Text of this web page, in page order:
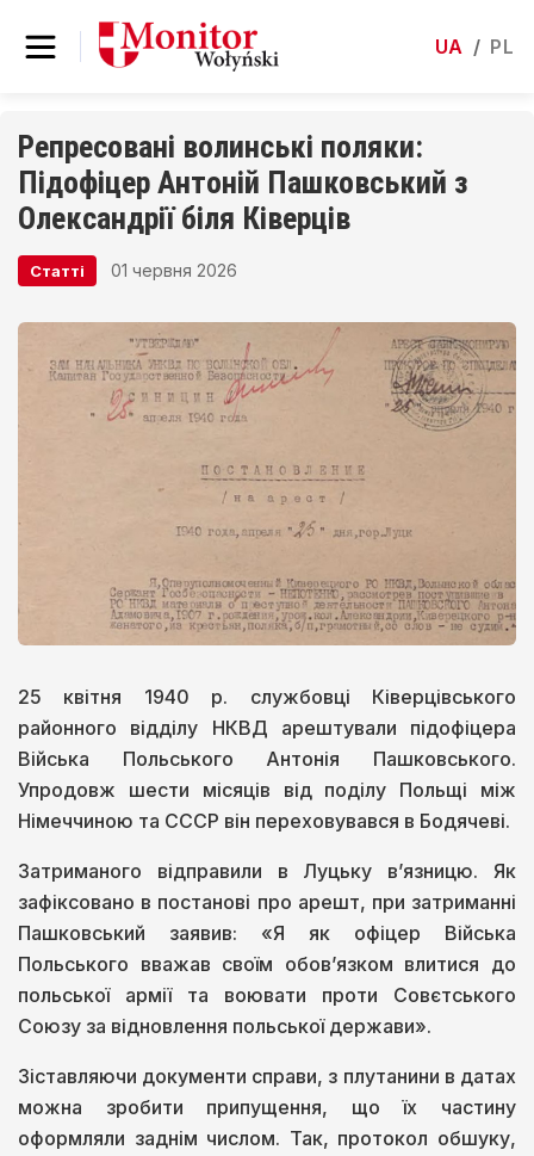
UA / PL
Репресовані волинські поляки:
Підофіцер Антоній Пашковський з
Олександрії біля Ківерців
Статті 01 червня 2026
25 квітня 1940 р. службовці Ківерцівського
районного відділу НКВД арештували підофіцера
Війська Польського Антонія Пашковського.
Упродовж шести місяців від поділу Польщі між
Німеччиною та СССР він переховувався в Бодячеві.
Затриманого відправили в Луцьку в’язницю. Як
зафіксовано в постанові про арешт, при затриманні
Пашковський заявив: «Я як офіцер Війська
Польського вважав своїм обов’язком влитися до
польської армії та воювати проти Совєтського
Союзу за відновлення польської держави».
Зіставляючи документи справи, з плутанини в датах
можна зробити припущення, що їх частину
оформляли заднім числом. Так, протокол обшуку,